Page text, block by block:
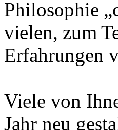
Philosophie
vielen, zum
Erfahrungen
Viele von
Jahr neu